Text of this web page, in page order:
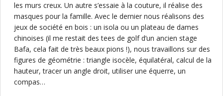
les murs creux. Un autre s’essaie à la couture, il réalise des
masques pour la famille. Avec le dernier nous réalisons des
jeux de société en bois : un isola ou un plateau de dames
chinoises (il me restait des tees de golf d’un ancien stage
Bafa, cela fait de très beaux pions !), nous travaillons sur des
figures de géométrie : triangle isocèle, équilatéral, calcul de la
hauteur, tracer un angle droit, utiliser une équerre, un
compas…